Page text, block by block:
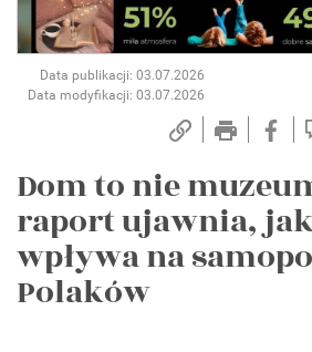
Data publikacji: 03.07.2026
Data modyfikacji: 03.07.2026
Dom to nie
raport ujawnia,
wpływa na
Polaków